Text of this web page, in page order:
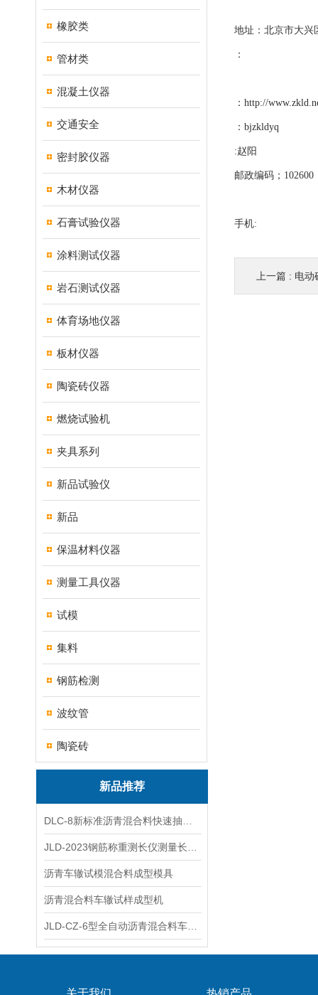
橡胶类
管材类
混凝土仪器
交通安全
密封胶仪器
木材仪器
石膏试验仪器
涂料测试仪器
岩石测试仪器
体育场地仪器
板材仪器
陶瓷砖仪器
燃烧试验机
夹具系列
新品试验仪
新品
保温材料仪器
测量工具仪器
试模
集料
钢筋检测
波纹管
陶瓷砖
新品推荐
沥青车辙试模混合料成型模具
沥青混合料车辙试样成型机
地址：北京市大兴
：
： http://
： bjzkldyq
:赵阳
邮政编码；102600
手机:
上一篇 : 电动